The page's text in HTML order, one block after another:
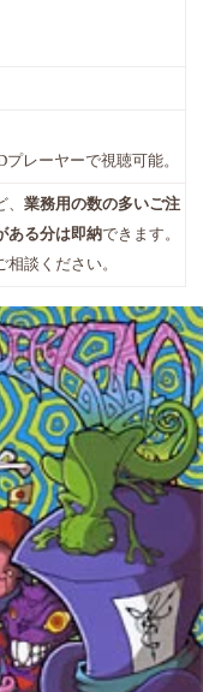
レーヤーで視聴可能。
、業務用の数の多いご注
ある分は即納できます。
談ください。